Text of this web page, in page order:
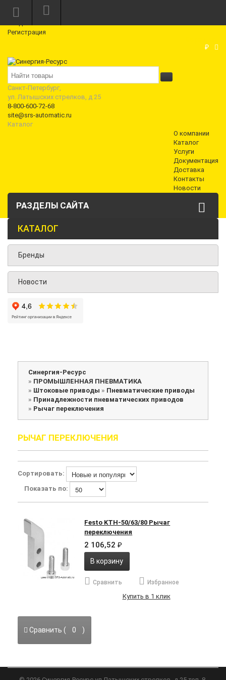
Режим работы: Пн—Пт: 10:00—18:00
Регистрация
₽
Санкт-Петербург,
ул. Латышских стрелков, д 25
8-800-600-72-68
site@srs-automatic.ru
Каталог
О компании
Каталог
Услуги
Документация
Доставка
Контакты
Новости
РАЗДЕЛЫ САЙТА
КАТАЛОГ
Бренды
Новости
Синергия-Ресурс
» ПРОМЫШЛЕННАЯ ПНЕВМАТИКА
» Штоковые приводы » Пневматические приводы
» Принадлежности пневматических приводов
» Рычаг переключения
РЫЧАГ ПЕРЕКЛЮЧЕНИЯ
Сортировать:
Показать по:
Festo KTH-50/63/80 Рычаг
переключения
2 106,52₽
В корзину
Сравнить Избранное
Купить в 1 клик
Сравнить ( 0 )